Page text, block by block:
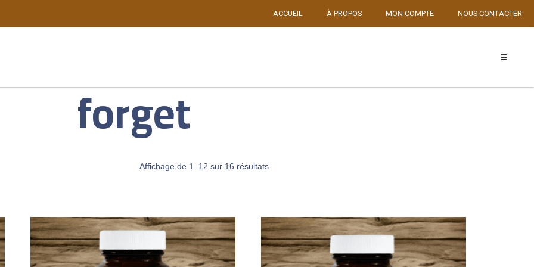
ACCUEIL À PROPOS MON COMPTE NOUS CONTACTER
forget
Affichage de 1–12 sur 16 résultats